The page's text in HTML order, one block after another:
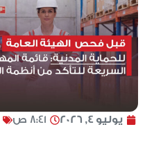
يوليو 4, 2026 8:41 ص